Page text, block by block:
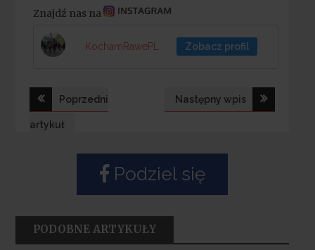
Znajdź nas na
KochamRawePL Zobacz profil
Nawigacja
wpisu
Poprzedni
artykuł
Następny wpis
Podziel się
PODOBNE ARTYKUŁY